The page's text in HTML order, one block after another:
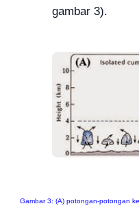
gambar 3).
Gambar 3: (A) potongan-potongan